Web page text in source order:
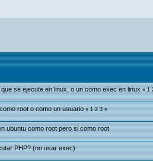
se ejecute en linux, o un como exec en linux «1
root o como un usuario «1 2 3»
ubuntu como root pero si como root
PHP? (no usar exec)